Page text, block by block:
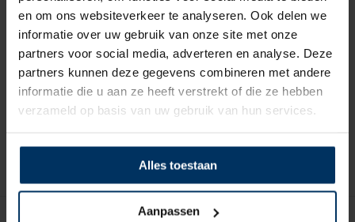
en om ons websiteverkeer te analyseren. Ook delen we
informatie over uw gebruik van onze site met onze
partners voor social media, adverteren en analyse. Deze
partners kunnen deze gegevens combineren met andere
informatie die u aan ze heeft verstrekt of die ze hebben
verzameld op basis van uw gebruik van hun services.
Alles toestaan
Aanpassen
Fenderventiel voor Majoni fenders
Artikelnummer: 9059610